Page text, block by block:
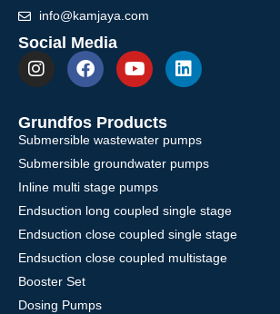
info@kamjaya.com
Social Media
Grundfos Products
Submersible wastewater pumps
Submersible groundwater pumps
Inline multi stage pumps
Endsuction long coupled single stage
Endsuction close coupled single stage
Endsuction close coupled multistage
Booster Set
Dosing Pumps